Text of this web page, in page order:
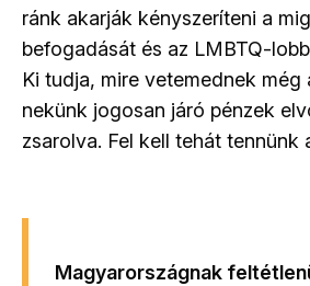
ránk akarják kényszeríteni a
befogadását és az LMBTQ-
Ki tudja, mire vetemednek még
nekünk jogosan járó pénzek
zsarolva. Fel kell tehát tennünk
Magyarországnak